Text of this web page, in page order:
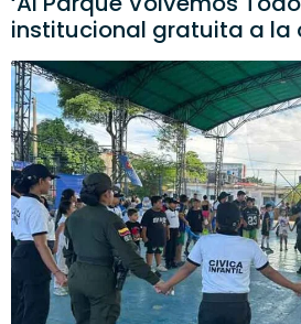
institucional gratuita a la